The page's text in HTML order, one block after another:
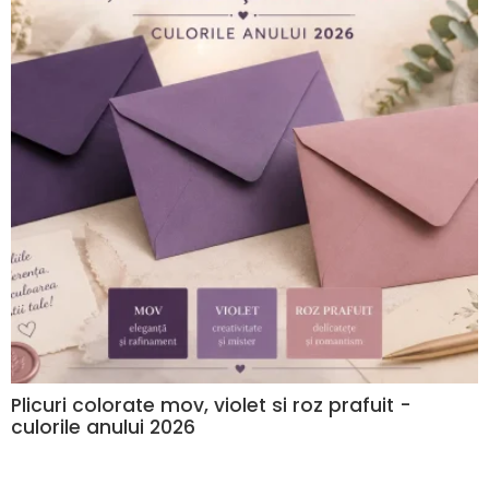
Plicuri colorate mov, violet si roz prafuit -
culorile anului 2026